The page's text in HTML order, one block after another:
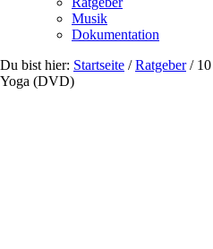
Musik
Dokumentation
Du bist hier: Startseite / Ratgeber /10
Yoga (DVD)